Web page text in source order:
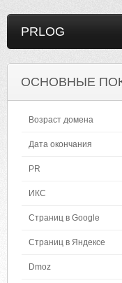
PRLOG
ОСНОВНЫЕ
Возраст домена
Дата окончания
PR
ИКС
Страниц в Google
Страниц в Яндексе
Dmoz